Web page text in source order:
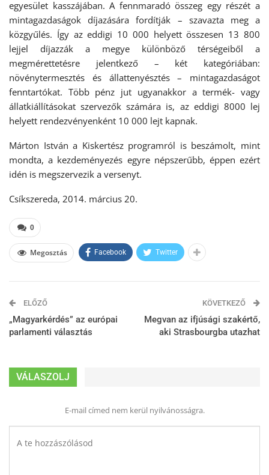
egyesület kasszájában. A fennmaradó összeg egy részét a
mintagazdaságok díjazására fordítják – szavazta meg a
közgyűlés. Így az eddigi 10 000 helyett összesen 13 800
lejjel díjazzák a megye különböző térségeiből a
megmérettetésre jelentkező – két kategóriában:
növénytermesztés és állattenyésztés – mintagazdaságot
fenntartókat. Több pénz jut ugyanakkor a termék- vagy
állatkiállításokat szervezők számára is, az eddigi 8000 lej
helyett rendezvényenként 10 000 lejt kapnak.
Márton István a Kiskertész programról is beszámolt, mint
mondta, a kezdeményezés egyre népszerűbb, éppen ezért
idén is megszervezik a versenyt.
Csíkszereda, 2014. március 20.
0
Megosztás Facebook Twitter
ELŐZŐ
„Magyarkérdés” az európai
parlamenti választás
KÖVETKEZŐ
Megvan az ifjúsági szakértő,
aki Strasbourgba utazhat
VÁLASZOLJ
E-mail címed nem kerül nyilvánosságra.